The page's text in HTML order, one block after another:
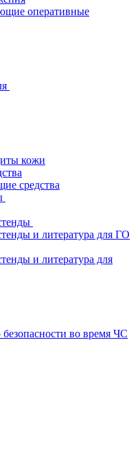
оперативные
кожи
средства
и литература для ГО
и литература для
во время ЧС